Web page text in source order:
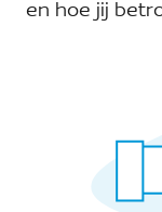
en hoe jij